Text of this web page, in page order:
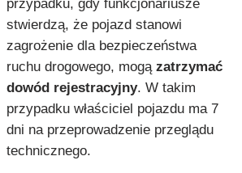
przypadku, gdy funkcjonariusze
stwierdzą, że pojazd stanowi
zagrożenie dla bezpieczeństwa
ruchu drogowego, mogą zatrzymać
dowód rejestracyjny. W takim
przypadku właściciel pojazdu ma 7
dni na przeprowadzenie przeglądu
technicznego.